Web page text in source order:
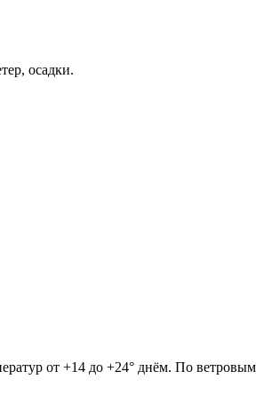
осадки.
от +14 до +24° днём. По